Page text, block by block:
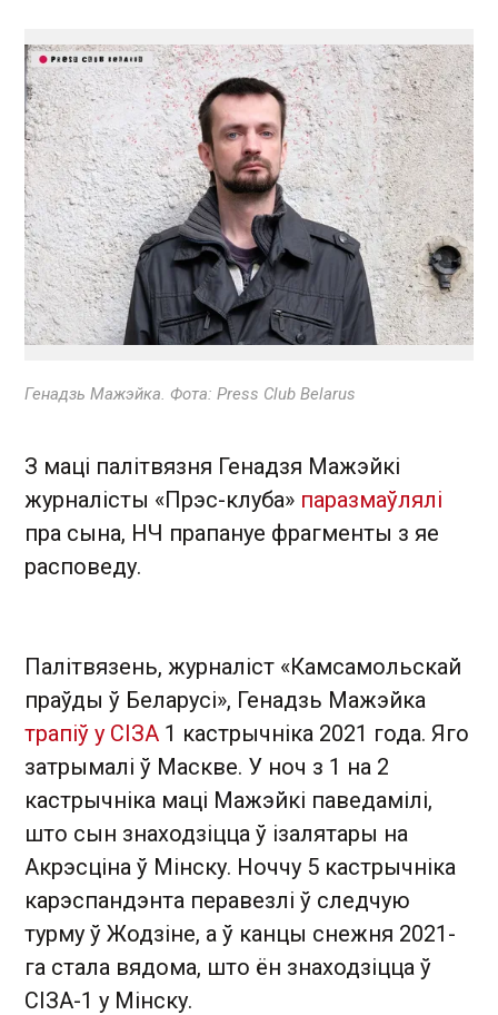
Генадзь Мажэйка. Фота: Press Club Belarus
З маці палітвязня Генадзя Мажэйкі
журналісты «Прэс-клуба» паразмаўлялі
пра сына, НЧ прапануе фрагменты з яе
расповеду.
Палітвязень, журналіст «Камсамольскай
праўды ў Беларусі», Генадзь Мажэйка
трапіў у СІЗА 1 кастрычніка 2021 года. Яго
затрымалі ў Маскве. У ноч з 1 на 2
кастрычніка маці Мажэйкі паведамілі,
што сын знаходзіцца ў ізалятары на
Акрэсціна ў Мінску. Ноччу 5 кастрычніка
карэспандэнта перавезлі ў следчую
турму ў Жодзіне, а ў канцы снежня 2021-
га стала вядома, што ён знаходзіцца ў
СІЗА-1 у Мінску.